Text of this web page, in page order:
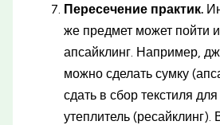
Пересечение практик.
же предмет может пойти
апсайклинг. Например,
можно сделать сумку
сдать в сбор текстиля
утеплитель (ресайклинг).